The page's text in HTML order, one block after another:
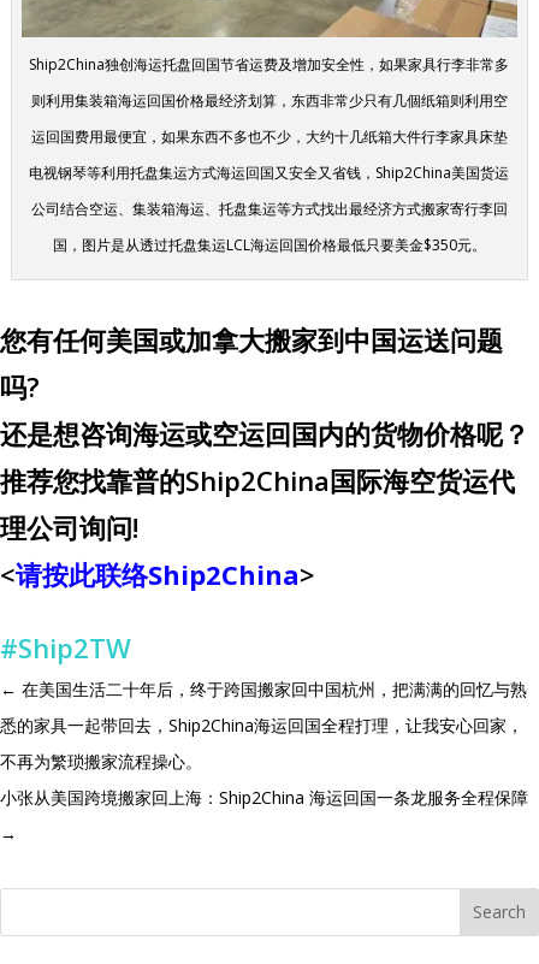
Ship2China独创海运托盘回国节省运费及增加安全性，如果家具行李非常多
则利用集装箱海运回国价格最经济划算，东西非常少只有几個纸箱则利用空
运回国费用最便宜，如果东西不多也不少，大约十几纸箱大件行李家具床垫
电视钢琴等利用托盘集运方式海运回国又安全又省钱，Ship2China美国货运
公司结合空运、集装箱海运、托盘集运等方式找出最经济方式搬家寄行李回
国，图片是从透过托盘集运LCL海运回国价格最低只要美金$350元。
您有任何美国或加拿大搬家到中国运送问题
吗?
还是想咨询海运或空运回国内的货物价格呢？
推荐您找靠普的Ship2China国际海空货运代
理公司询问!
<请按此联络Ship2China>
#Ship2TW
← 在美国生活二十年后，终于跨国搬家回中国杭州，把满满的回忆与熟
悉的家具一起带回去，Ship2China海运回国全程打理，让我安心回家，
不再为繁琐搬家流程操心。
小张从美国跨境搬家回上海：Ship2China 海运回国一条龙服务全程保障
→
Search